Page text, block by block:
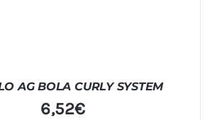
AG BOLA CURLY SYSTEM
6,52€